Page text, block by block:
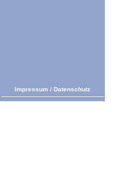
Impressum / Datenschutz